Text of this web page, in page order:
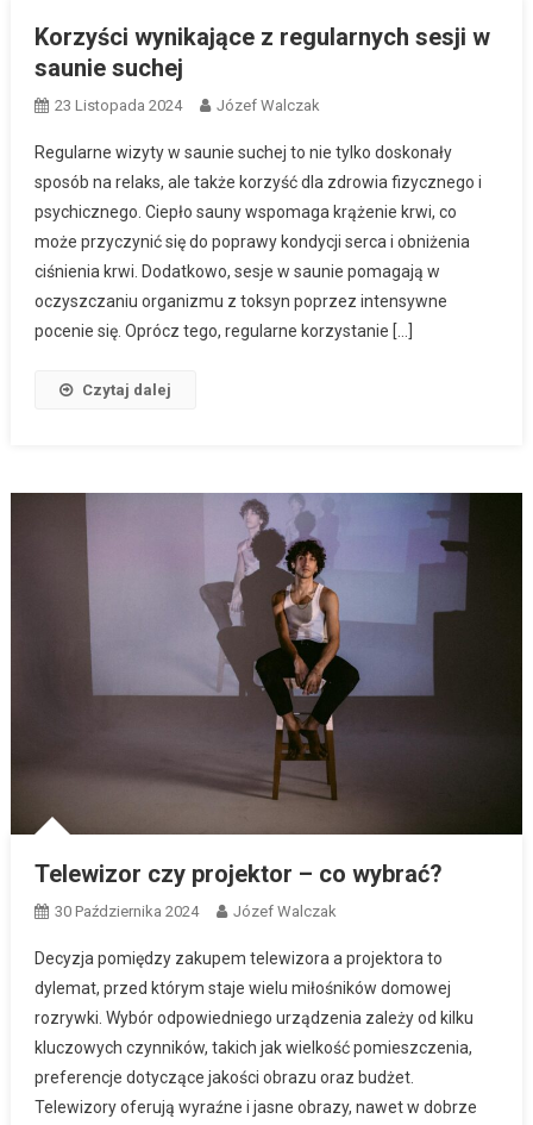
Korzyści wynikające z regularnych sesji w
saunie suchej
23 Listopada 2024 Józef Walczak
Regularne wizyty w saunie suchej to nie tylko doskonały
sposób na relaks, ale także korzyść dla zdrowia fizycznego i
psychicznego. Ciepło sauny wspomaga krążenie krwi, co
może przyczynić się do poprawy kondycji serca i obniżenia
ciśnienia krwi. Dodatkowo, sesje w saunie pomagają w
oczyszczaniu organizmu z toksyn poprzez intensywne
pocenie się. Oprócz tego, regularne korzystanie […]
Czytaj dalej
Telewizor czy projektor – co wybrać?
30 Października 2024 Józef Walczak
Decyzja pomiędzy zakupem telewizora a projektora to
dylemat, przed którym staje wielu miłośników domowej
rozrywki. Wybór odpowiedniego urządzenia zależy od kilku
kluczowych czynników, takich jak wielkość pomieszczenia,
preferencje dotyczące jakości obrazu oraz budżet.
Telewizory oferują wyraźne i jasne obrazy, nawet w dobrze